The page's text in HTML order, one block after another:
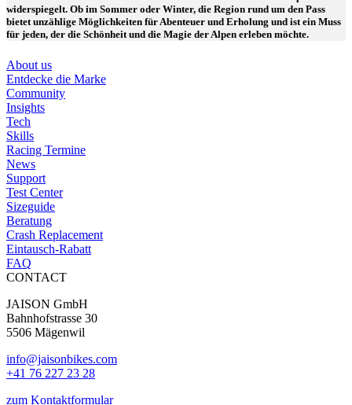
widerspiegelt. Ob im Sommer oder Winter, die Region rund um den Pass
bietet unzählige Möglichkeiten für Abenteuer und Erholung und ist ein Muss
für jeden, der die Schönheit und die Magie der Alpen erleben möchte.
About us
Entdecke die Marke
Community
Insights
Tech
Skills
Racing Termine
News
Support
Test Center
Sizeguide
Beratung
Crash Replacement
Eintausch-Rabatt
FAQ
CONTACT
JAISON GmbH
Bahnhofstrasse 30
5506 Mägenwil
info@jaisonbikes.com
+41 76 227 23 28
zum Kontaktformular